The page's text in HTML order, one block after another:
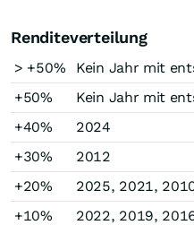
Renditeverteilung
> +50%
Kein Jahr mit
+50%
Kein Jahr mit
+40%
2024
+30%
2012
+20%
2025, 2021,
+10%
2022, 2019,